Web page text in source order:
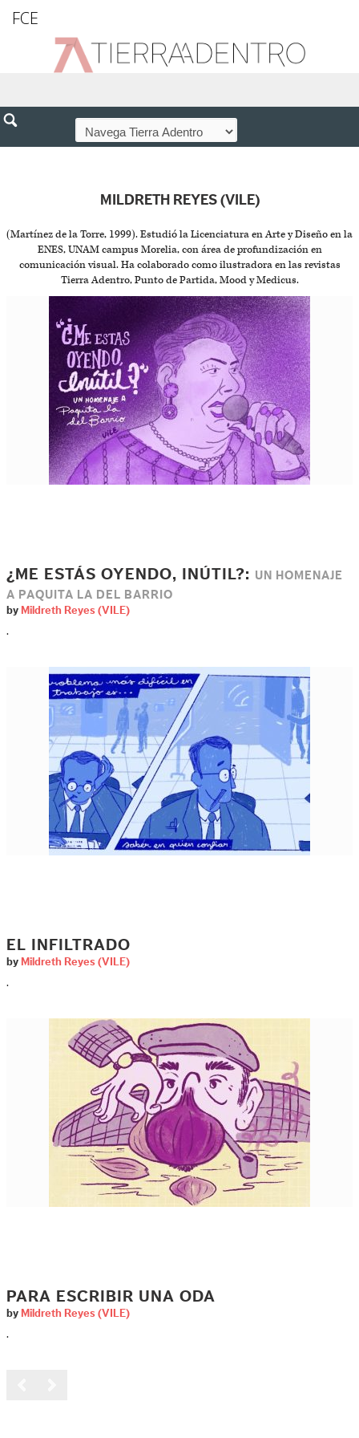
FCE
MILDRETH REYES (VILE)
(Martínez de la Torre, 1999). Estudió la Licenciatura en Arte y Diseño en la
ENES, UNAM campus Morelia, con área de profundización en
comunicación visual. Ha colaborado como ilustradora en las revistas
Tierra Adentro, Punto de Partida, Mood y Medicus.
¿ME ESTÁS OYENDO, INÚTIL?: UN HOMENAJE
A PAQUITA LA DEL BARRIO
by Mildreth Reyes (VILE)
.
EL INFILTRADO
by Mildreth Reyes (VILE)
.
PARA ESCRIBIR UNA ODA
by Mildreth Reyes (VILE)
.